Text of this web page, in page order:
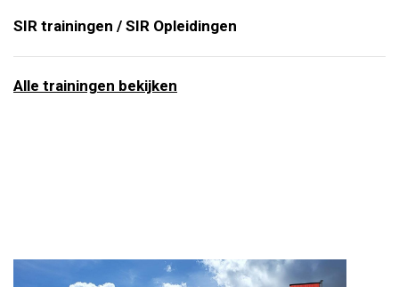
SIR trainingen / SIR Opleidingen
Alle trainingen bekijken